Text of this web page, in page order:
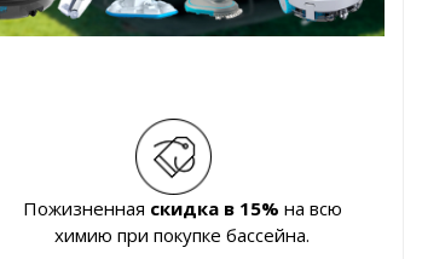
Пожизненная скидка в 15% на всю
химию при покупке бассейна.